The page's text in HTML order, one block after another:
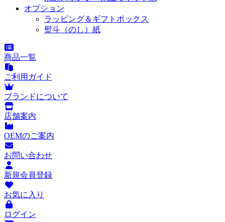
オプション
ラッピング＆ギフトボックス
熨斗（のし）紙
商品一覧
ご利用ガイド
ブランドについて
店舗案内
OEMのご案内
お問い合わせ
新規会員登録
お気に入り
ログイン